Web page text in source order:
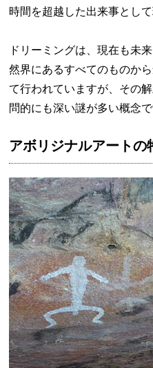
時間を超越した出来事とし
ドリーミングは、現在も未
然界にあるすべてのものか
て行われていますが、その
問的にも深い謎が多い概念で
アボリジナルアート